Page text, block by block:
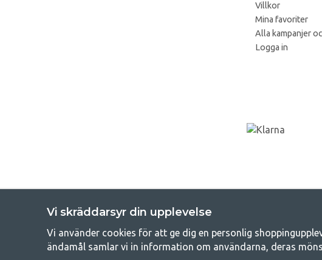
Villkor
Mina favoriter
Alla kampanjer
Logga in
Vi skräddarsyr din upplevelse
Vi använder cookies för att ge dig en personlig
ändamål samlar vi in information om användarna, deras